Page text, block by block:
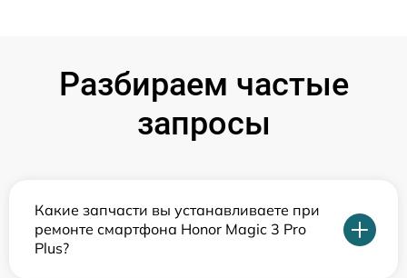
Разбираем частые
запросы
Какие запчасти вы устанавливаете при
ремонте смартфона Honor Magic 3 Pro
Plus?